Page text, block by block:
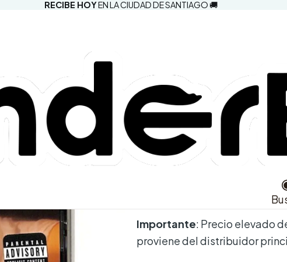
RECIBE HOYEN LA CIUDAD DE SANTIAGO 🚚
CD
5.0 1 reseña
Agregar a la lista de
Mostrar stock de ubicaciones
Importante: Precio elevado
proviene del distribuidor